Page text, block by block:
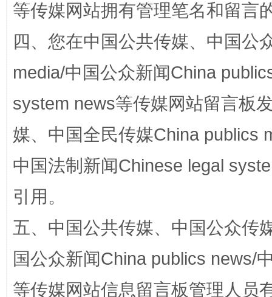
国家大学科技园优化重塑工作
等传媒网站拥有管理笔名和留言
四、您在中国公共传媒、中国公
media/中国公众新闻China
system news等传媒网站留言板
媒、中国全民传媒China publics
中国法制新闻Chinese legal
引用。
五、中国公共传媒、中国公众传
国公众新闻China publics news/
等传媒网站信息留言板管理人员